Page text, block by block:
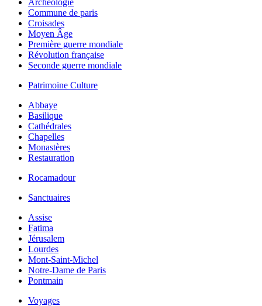
Archéologie
Commune de paris
Croisades
Moyen Âge
Première guerre mondiale
Révolution française
Seconde guerre mondiale
Patrimoine Culture
Abbaye
Basilique
Cathédrales
Chapelles
Monastères
Restauration
Rocamadour
Sanctuaires
Assise
Fatima
Jérusalem
Lourdes
Mont-Saint-Michel
Notre-Dame de Paris
Pontmain
Voyages